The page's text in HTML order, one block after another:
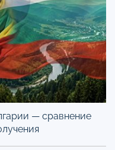
— сравнение